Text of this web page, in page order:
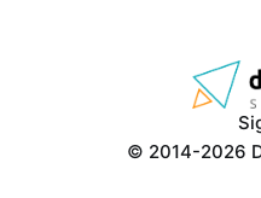
© 2014-2026